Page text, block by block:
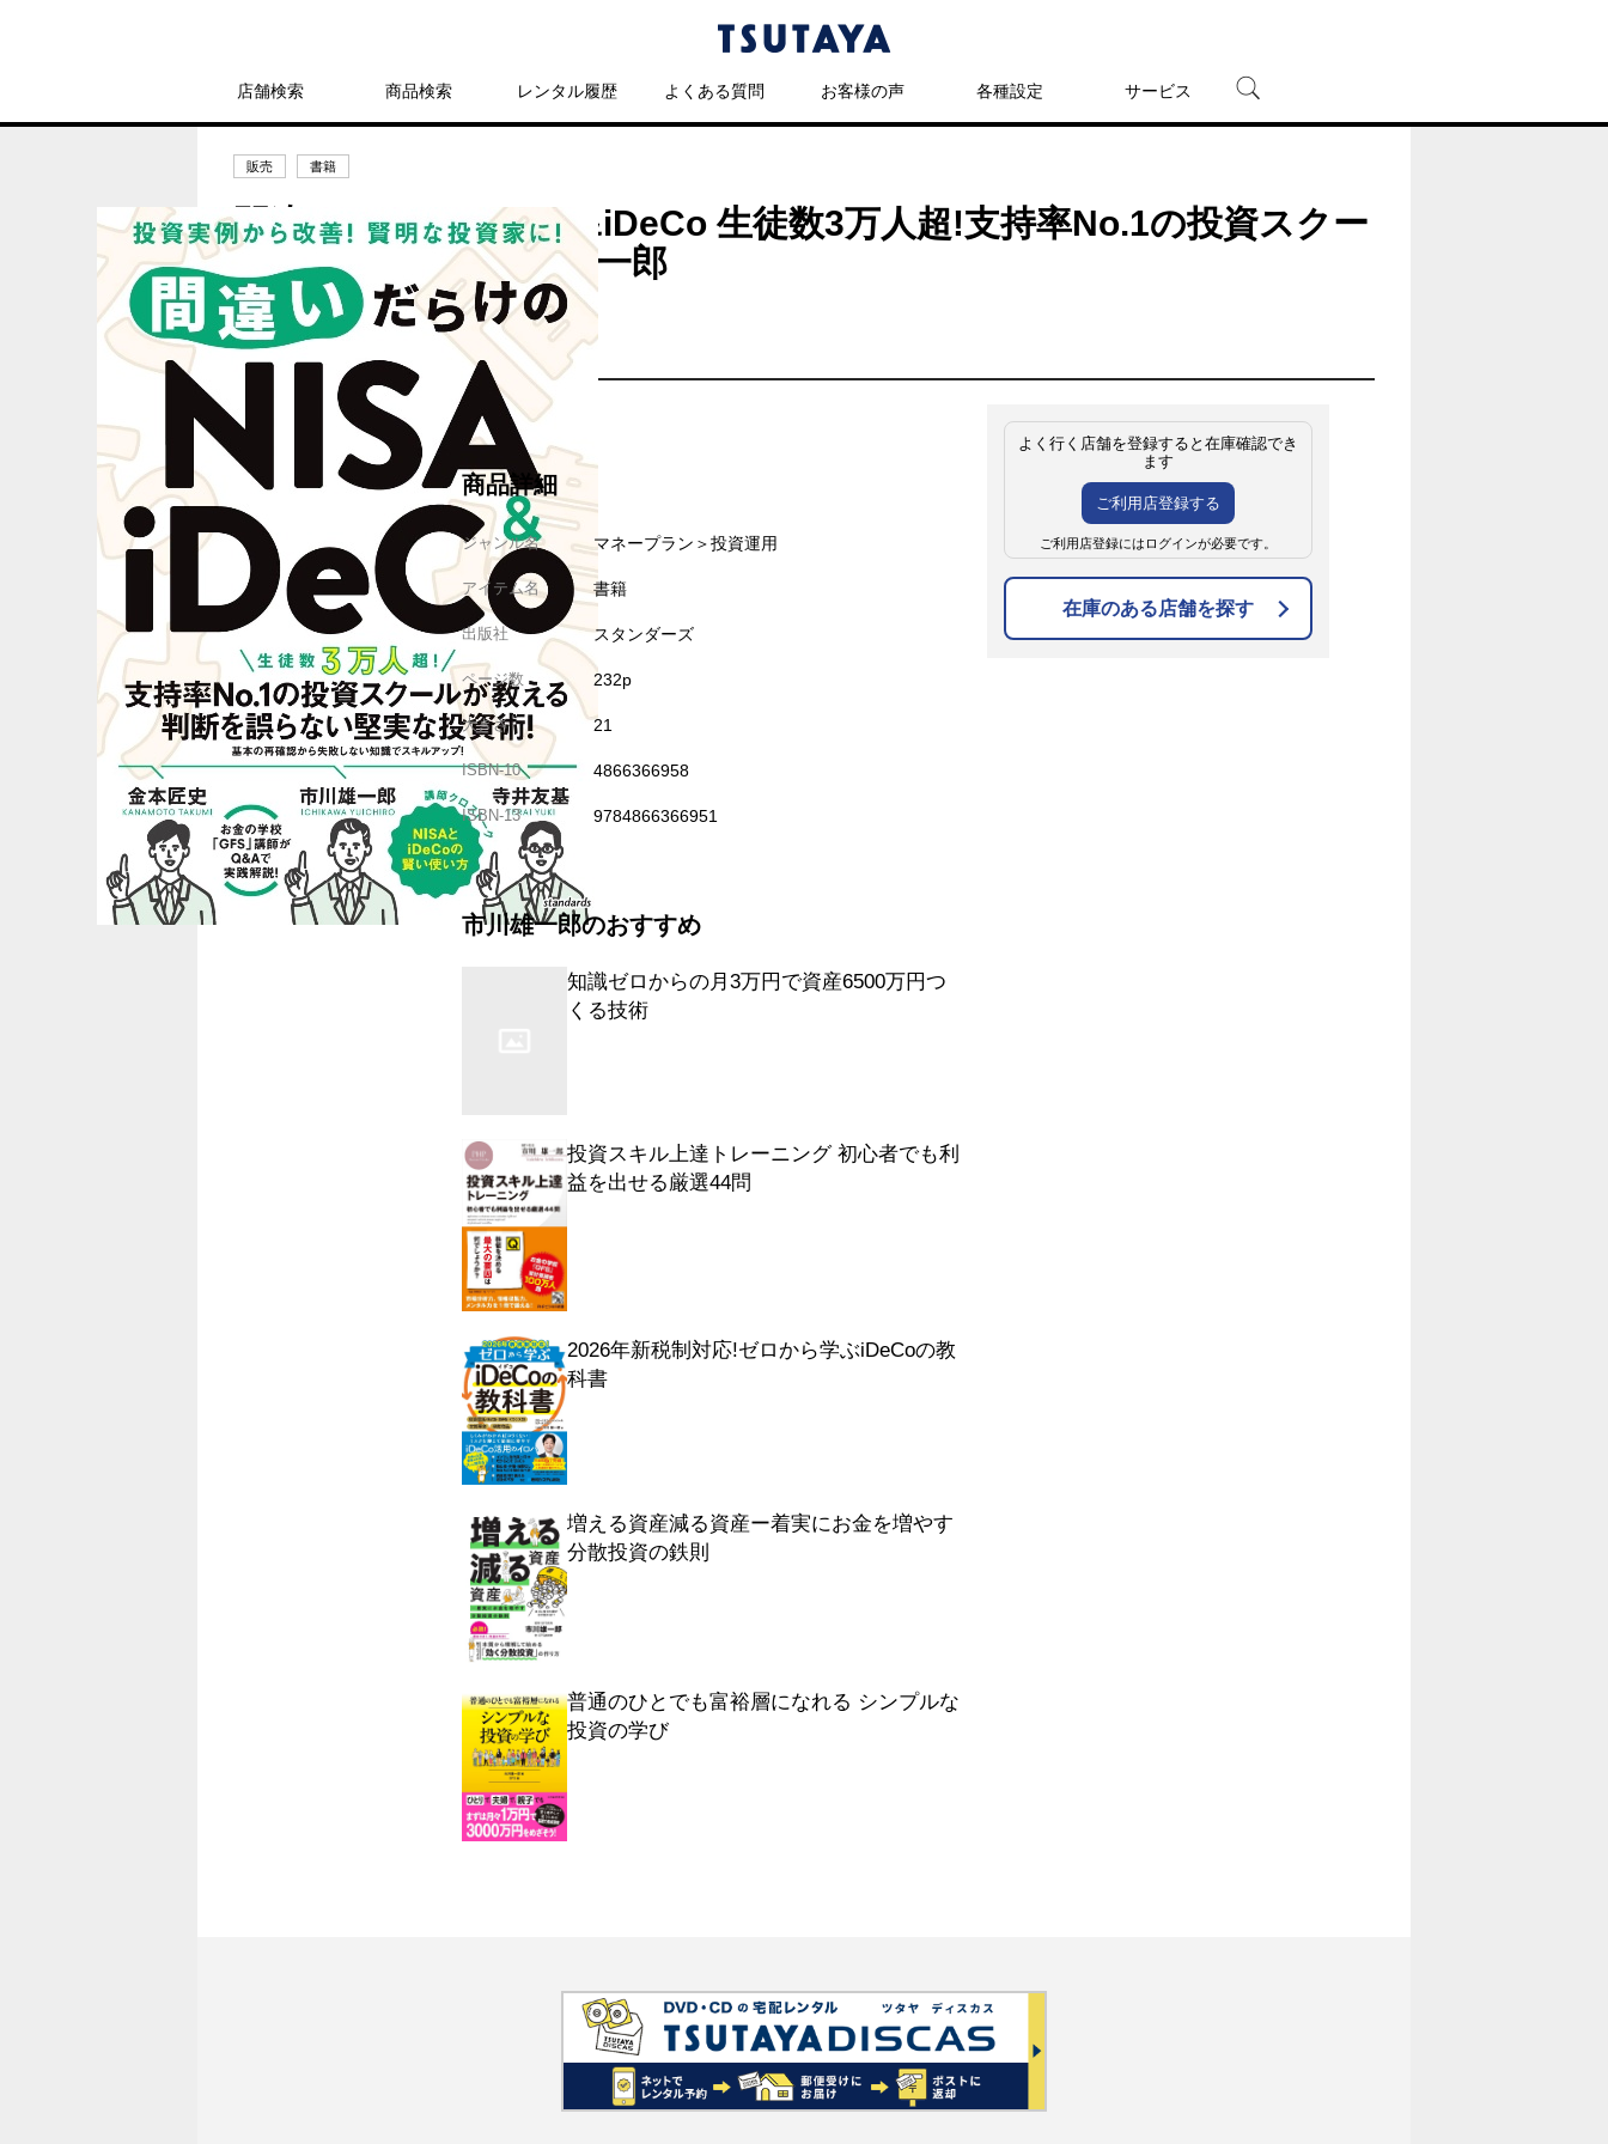
店舗検索 商品検索 レンタル履歴 よくある質問 お客様の声 各種設定 サービス
TSUTAYAプレミアムNEXT
販売 書籍
間違いだらけのNISA&iDeCo 生徒数3万人超!支持率No.1の投資スクー
ルが教え ／ 市川雄一郎
1,980円
発売日：2024年9月26日
商品詳細
ジャンル名 マネープラン＞投資運用
アイテム名 書籍
出版社 スタンダーズ
ページ数 232p
大きさ 21
ISBN-10 4866366958
ISBN-13 9784866366951
市川雄一郎のおすすめ
知識ゼロからの月3万円で資産6500万円つ
くる技術
投資スキル上達トレーニング 初心者でも利
益を出せる厳選44問
2026年新税制対応!ゼロから学ぶiDeCoの教
科書
増える資産減る資産ー着実にお金を増やす
分散投資の鉄則
普通のひとでも富裕層になれる シンプルな
投資の学び
よく行く店舗を登録すると在庫確認でき
ます
ご利用店登録する
ご利用店登録にはログインが必要です。
在庫のある店舗を探す